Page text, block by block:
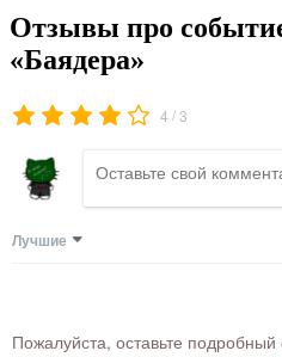
Отзывы про
«Баядера»
4 /3
Лучшие
Пожалуйста, оставьте